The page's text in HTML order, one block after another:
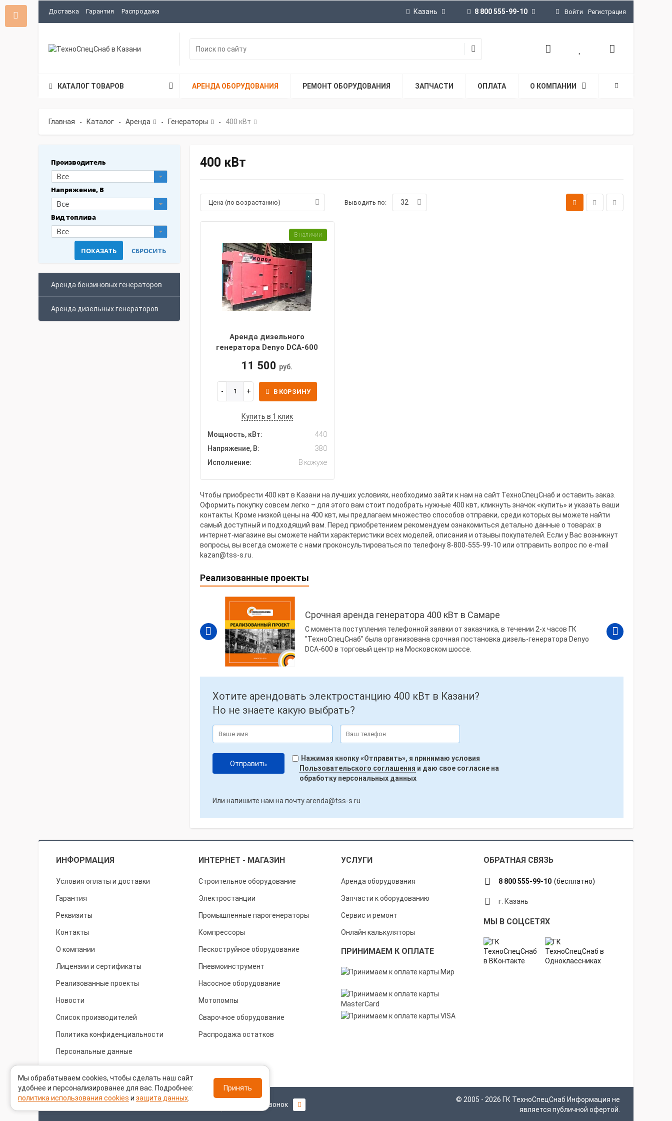
Доставка Гарантия Распродажа Казань 8 800 555-99-10 Войти Регистрация
КАТАЛОГ ТОВАРОВ АРЕНДА ОБОРУДОВАНИЯ РЕМОНТ ОБОРУДОВАНИЯ ЗАПЧАСТИ ОПЛАТА О КОМПАНИИ
Главная - Каталог - Аренда - Генераторы - 400 кВт
Производитель
Все
Напряжение, В
Все
Вид топлива
Все
Аренда бензиновых генераторов
Аренда дизельных генераторов
400 кВт
Цена (по возрастанию) Выводить по: 32
Аренда дизельного
генератора Denyo DCA-600
11 500 руб.
В КОРЗИНУ
Купить в 1 клик
Мощность, кВт:
440
Напряжение, В:
380
Исполнение:
В кожухе
В наличии
Чтобы приобрести 400 квт в Казани на лучших условиях, необходимо зайти к нам на сайт ТехноСпецСнаб и оставить заказ.
Оформить покупку совсем легко – для этого вам стоит подобрать нужные 400 квт, кликнуть значок «купить» и указать ваши
контакты. Кроме низкой цены на 400 квт, мы предлагаем множество способов отправки, среди которых вы можете найти
самый доступный и подходящий вам. Перед приобретением рекомендуем ознакомиться детально данные о товарах: в
интернет-магазине вы сможете найти характеристики всех моделей, описания и отзывы покупателей. Если у Вас возникнут
вопросы, вы всегда сможете с нами проконсультироваться по телефону 8-800-555-99-10 или отправить вопрос по e-mail
kazan@tss-s.ru.
Реализованные проекты
Срочная аренда генератора 400 кВт в Самаре
С момента поступления телефонной заявки от заказчика, в течении 2-х часов ГК
"ТехноСпецСнаб" была организована срочная постановка дизель-генератора Denyo
DCA-600 в торговый центр на Московском шоссе.
Хотите арендовать электростанцию 400 кВт в Казани?
Но не знаете какую выбрать?
Нажимая кнопку «Отправить», я принимаю условия
Пользовательского соглашения и даю свое согласие на
обработку персональных данных
Или напишите нам на почтуarenda@tss-s.ru
ИНФОРМАЦИЯ ИНТЕРНЕТ - МАГАЗИН УСЛУГИ ОБРАТНАЯ СВЯЗЬ
Условия оплаты и доставки
Гарантия
Реквизиты
Контакты
О компании
Лицензии и сертификаты
Реализованные проекты
Новости
Список производителей
Политика конфиденциальности
Персональные данные
Строительное оборудование
Электростанции
Промышленные парогенераторы
Компрессоры
Пескоструйное оборудование
Пневмоинструмент
Насосное оборудование
Мотопомпы
Сварочное оборудование
Распродажа остатков
Аренда оборудования
Запчасти к оборудованию
Сервис и ремонт
Онлайн калькуляторы
ПРИНИМАЕМ К ОПЛАТЕ
8 800 555-99-10 (бесплатно)
г. Казань
МЫ В СОЦСЕТЯХ
Заказать звонок
© 2005 - 2026 ГК ТехноСпецСнаб Информация не
является публичной офертой.
Мы обрабатываем cookies, чтобы сделать наш сайт
удобнее и персонализированее для вас. Подробнее:
политика использования cookies и защита данных
Принять